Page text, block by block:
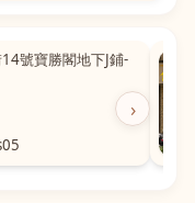
›
號寶勝閣地下J鋪-